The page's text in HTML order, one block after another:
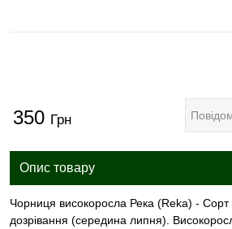
350 Грн
Опис товару
Чорниця високоросла Река (Reka) - Сорт
дозрівання (середина липня).